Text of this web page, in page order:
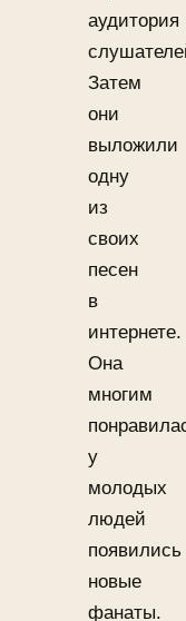
аудитория
Затем
они
выложили
одну
из
своих
песен
в
интернете.
Она
многим
у
молодых
людей
появились
новые
фанаты.